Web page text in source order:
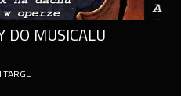
DO MUSICALU
TARGU